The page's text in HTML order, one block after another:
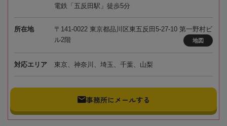
電鉄「五反田駅」徒歩5分
所在地
〒141-0022 東京都品川区東五反田5-27-10 第一野村ビ
ル2階
地図
対応エリア 東京、神奈川、埼玉、千葉、山梨
事務所にメールする